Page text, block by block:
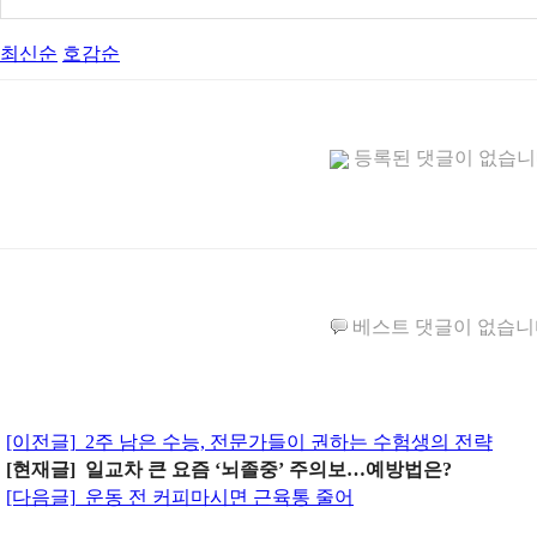
최신순 호감순
등록된 댓글이 없습
베스트 댓글이 없습
[이전글] 2주 남은 수능, 전문가들이 권하는 수험생의 전략
[현재글] 일교차 큰 요즘 ‘뇌졸중’ 주의보…예방법은?
[다음글] 운동 전 커피마시면 근육통 줄어